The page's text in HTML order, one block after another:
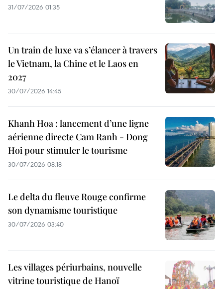
31/07/2026 01:35
Un train de luxe va s’élancer à travers
le Vietnam, la Chine et le Laos en
2027
30/07/2026 14:45
Khanh Hoa : lancement d’une ligne
aérienne directe Cam Ranh - Dong
Hoi pour stimuler le tourisme
30/07/2026 08:18
Le delta du fleuve Rouge confirme
son dynamisme touristique
30/07/2026 03:40
Les villages périurbains, nouvelle
vitrine touristique de Hanoï